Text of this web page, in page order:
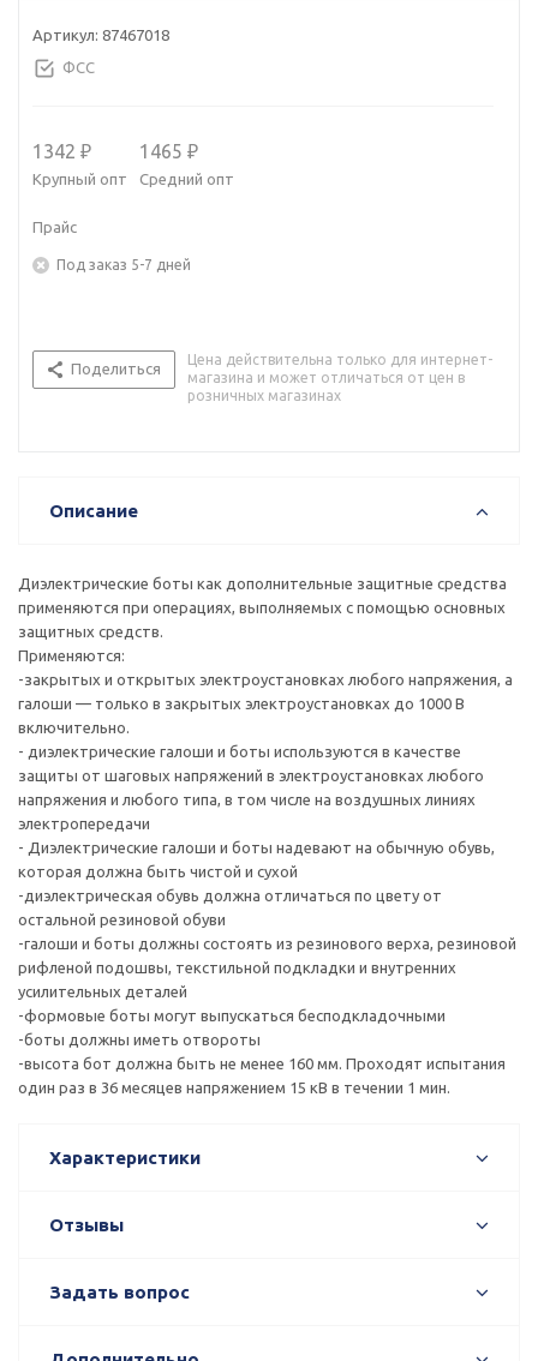
Артикул: 87467018
ФСС
1342 ₽
Крупный опт
1465 ₽
Средний опт
Прайс
Под заказ 5-7 дней
Поделиться
Цена действительна только для интернет-
магазина и может отличаться от цен в
розничных магазинах
Описание
Диэлектрические боты как дополнительные защитные средства
применяются при операциях, выполняемых с помощью основных
защитных средств.
Применяются:
-закрытых и открытых электроустановках любого напряжения, а
галоши — только в закрытых электроустановках до 1000 В
включительно.
- диэлектрические галоши и боты используются в качестве
защиты от шаговых напряжений в электроустановках любого
напряжения и любого типа, в том числе на воздушных линиях
электропередачи
- Диэлектрические галоши и боты надевают на обычную обувь,
которая должна быть чистой и сухой
-диэлектрическая обувь должна отличаться по цвету от
остальной резиновой обуви
-галоши и боты должны состоять из резинового верха, резиновой
рифленой подошвы, текстильной подкладки и внутренних
усилительных деталей
-формовые боты могут выпускаться бесподкладочными
-боты должны иметь отвороты
-высота бот должна быть не менее 160 мм. Проходят испытания
один раз в 36 месяцев напряжением 15 кВ в течении 1 мин.
Характеристики
Отзывы
Задать вопрос